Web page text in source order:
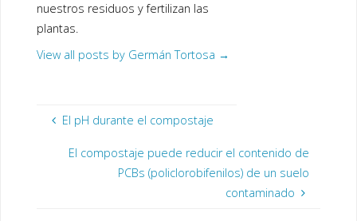
nuestros residuos y fertilizan las
plantas.
View all posts by Germán Tortosa →
El pH durante el compostaje
El compostaje puede reducir el contenido de
PCBs (policlorobifenilos) de un suelo
contaminado